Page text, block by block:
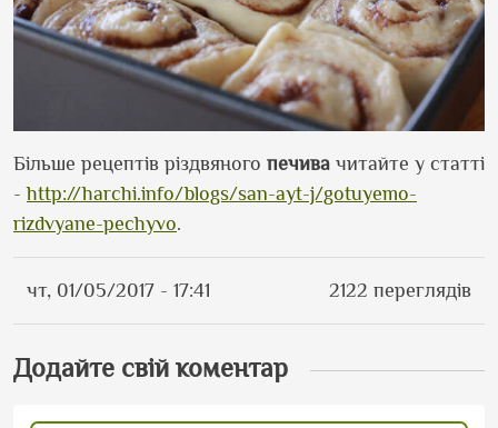
Більше рецептів різдвяного печива читайте у статті
-http://harchi.info/blogs/san-ayt-j/gotuyemo-
rizdvyane-pechyvo.
чт, 01/05/2017 - 17:41 2122 переглядів
Додайте свій коментар